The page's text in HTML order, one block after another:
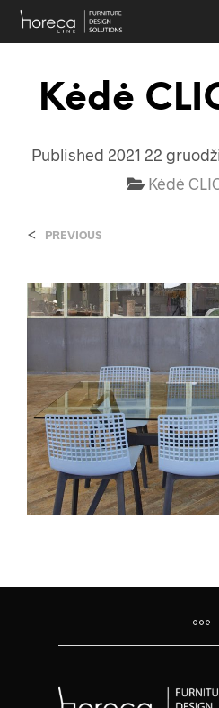
Kėdė
Published 2021 22
Kėdė
< PREVIOUS